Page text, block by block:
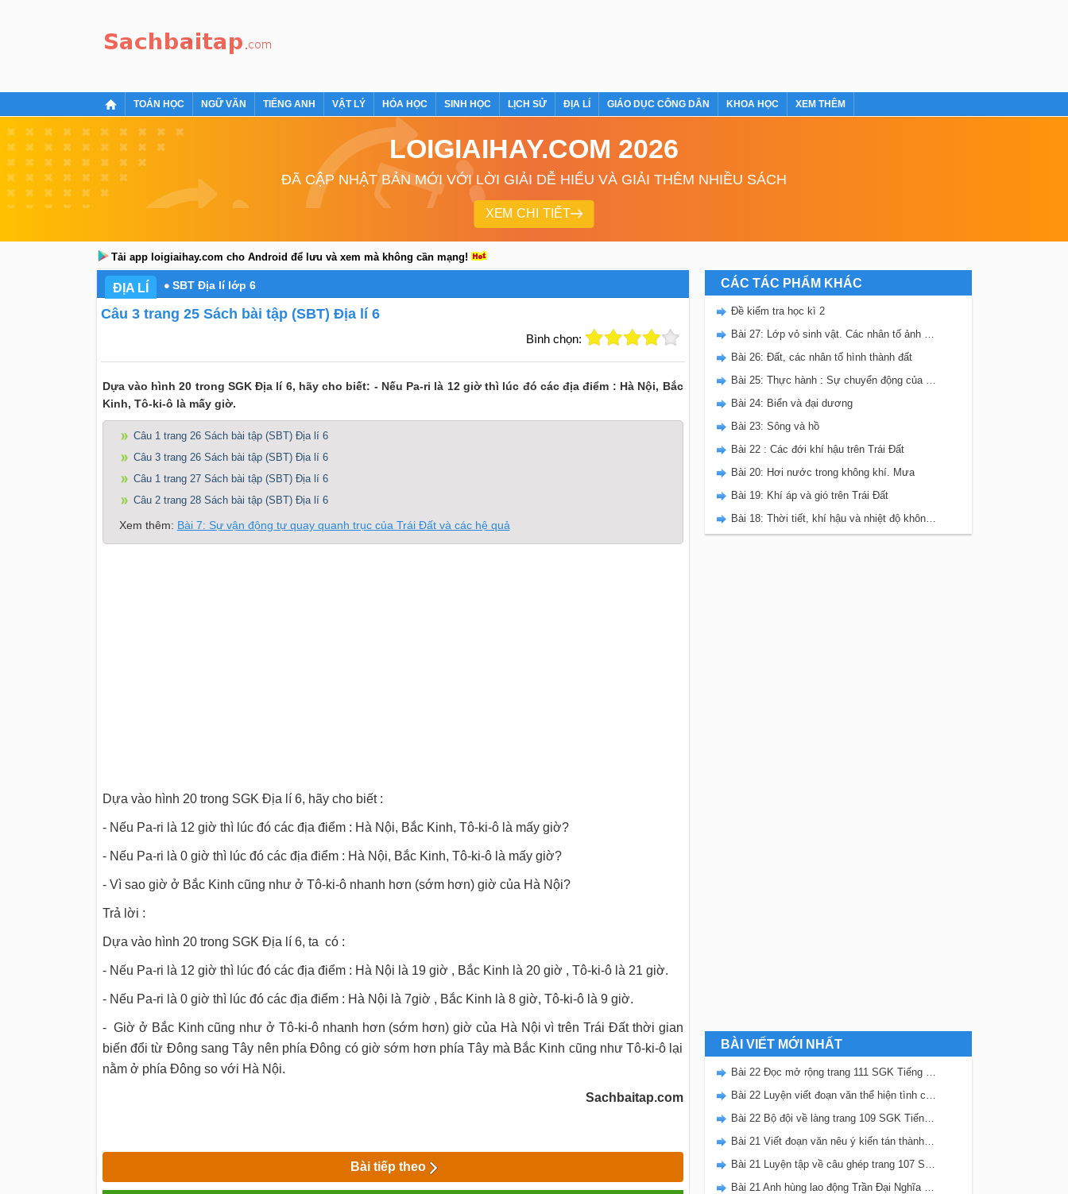
TOÁN HỌC NGỮ VĂN TIẾNG ANH VẬT LÝ HÓA HỌC SINH HỌC LỊCH SỬ ĐỊA LÍ GIÁO DỤC CÔNG DÂN KHOA HỌC XEM THÊM
LOIGIAIHAY.COM 2026
ĐÃ CẬP NHẬT BẢN MỚI VỚI LỜI GIẢI DỄ HIỂU VÀ GIẢI THÊM NHIỀU SÁCH
XEM CHI TIẾT
Tải app loigiaihay.com cho Android để lưu và xem mà không cần mạng!
ĐỊA LÍ SBT Địa lí lớp 6
Câu 3 trang 25 Sách bài tập (SBT) Địa lí 6
Bình chọn:
Dựa vào hình 20 trong SGK Địa lí 6, hãy cho biết: - Nếu Pa-ri là 12 giờ thì lúc đó các địa điểm : Hà Nội, Bắc
Kinh, Tô-ki-ô là mấy giờ.
Câu 1 trang 26 Sách bài tập (SBT) Địa lí 6
Câu 3 trang 26 Sách bài tập (SBT) Địa lí 6
Câu 1 trang 27 Sách bài tập (SBT) Địa lí 6
Câu 2 trang 28 Sách bài tập (SBT) Địa lí 6
Xem thêm: Bài 7: Sự vận động tự quay quanh trục của Trái Đất và các hệ quả
Dựa vào hình 20 trong SGK Địa lí 6, hãy cho biết :
- Nếu Pa-ri là 12 giờ thì lúc đó các địa điểm : Hà Nội, Bắc Kinh, Tô-ki-ô là mấy giờ?
- Nếu Pa-ri là 0 giờ thì lúc đó các địa điểm : Hà Nội, Bắc Kinh, Tô-ki-ô là mấy giờ?
- Vì sao giờ ở Bắc Kinh cũng như ở Tô-ki-ô nhanh hơn (sớm hơn) giờ của Hà Nội?
Trả lời :
Dựa vào hình 20 trong SGK Địa lí 6, ta có :
- Nếu Pa-ri là 12 giờ thì lúc đó các địa điểm : Hà Nội là 19 giờ , Bắc Kinh là 20 giờ , Tô-ki-ô là 21 giờ.
- Nếu Pa-ri là 0 giờ thì lúc đó các địa điểm : Hà Nội là 7giờ , Bắc Kinh là 8 giờ, Tô-ki-ô là 9 giờ.
- Giờ ở Bắc Kinh cũng như ở Tô-ki-ô nhanh hơn (sớm hơn) giờ của Hà Nội vì trên Trái Đất thời gian
biến đổi từ Đông sang Tây nên phía Đông có giờ sớm hơn phía Tây mà Bắc Kinh cũng như Tô-ki-ô lại
nằm ở phía Đông so với Hà Nội.
Sachbaitap.com
Bài tiếp theo
CÁC TÁC PHẨM KHÁC
Đề kiểm tra học kì 2
Bài 27: Lớp vỏ sinh vật. Các nhân tố ảnh hưởng đến sự phân bố thực, động vật trên Trái Đất
Bài 26: Đất, các nhân tố hình thành đất
Bài 25: Thực hành : Sự chuyển động của các dòng biển trong Đại dương
Bài 24: Biển và đại dương
Bài 23: Sông và hồ
Bài 22 : Các đới khí hậu trên Trái Đất
Bài 20: Hơi nước trong không khí. Mưa
Bài 19: Khí áp và gió trên Trái Đất
Bài 18: Thời tiết, khí hậu và nhiệt độ không khí
BÀI VIẾT MỚI NHẤT
Bài 22 Đọc mở rộng trang 111 SGK Tiếng Việt 5 Kết nối tri thức tập 2
Bài 22 Luyện viết đoạn văn thể hiện tình cảm, cảm xúc về một sự việc trang 111 SGK Tiếng Việt 5 Kết nối tri thức tập 2
Bài 22 Bộ đội về làng trang 109 SGK Tiếng Việt 5 Kết nối tri thức tập 2
Bài 21 Viết đoạn văn nêu ý kiến tán thành một sự việc, hiện tượng (Bài viết số 2) trang 108 SGK Tiếng Việt 5 Kết nối tri thức tập 2
Bài 21 Luyện tập về câu ghép trang 107 SGK Tiếng Việt 5 Kết nối tri thức tập 2
Bài 21 Anh hùng lao động Trần Đại Nghĩa trang 106 SGK Tiếng Việt 5 Kết nối tri thức tập 2